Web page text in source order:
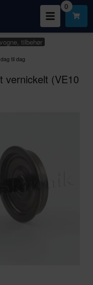
0
tilbehør
til dag
vernickelt (VE10